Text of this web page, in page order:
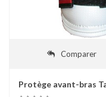
Comparer
Protège avant-bras